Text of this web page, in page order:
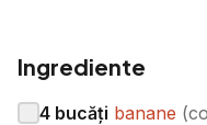
Ingrediente
4 bucăți banane (